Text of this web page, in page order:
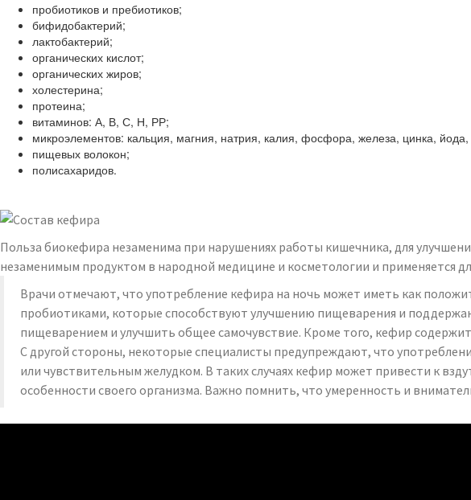
пробиотиков и пребиотиков;
бифидобактерий;
лактобактерий;
органических кислот;
органических жиров;
холестерина;
протеина;
витаминов: А, В, С, Н, РР;
микроэлементов: кальция, магния, натрия, калия, фосфора, железа, цинка,
пищевых волокон;
полисахаридов.
Польза биокефира незаменима при нарушениях работы кишечника, для
незаменимым продуктом в народной медицине и косметологии и применяется
Врачи отмечают, что употребление кефира на ночь может иметь как
пробиотиками, которые способствуют улучшению пищеварения и
пищеварением и улучшить общее самочувствие. Кроме того, кефир
С другой стороны, некоторые специалисты предупреждают, что
или чувствительным желудком. В таких случаях кефир может привести к
особенности своего организма. Важно помнить, что умеренность и